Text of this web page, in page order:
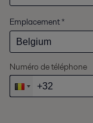
Emplacement *
Numéro de téléphone